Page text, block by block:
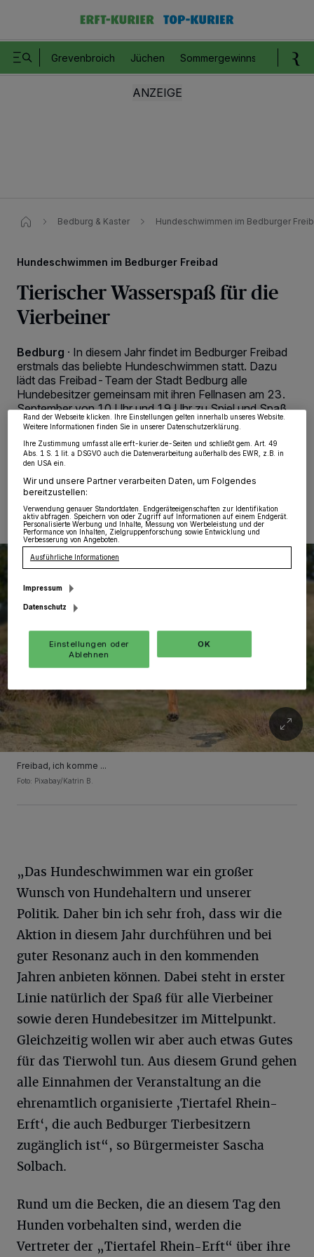
Grevenbroich Jüchen Sommergewinnspiel
Bedburg & Kaster Hundeschwimmen im Bedburger
Hundeschwimmen im Bedburger Freibad
Tierischer Wasserspaß für die
Vierbeiner
Bedburg · In diesem Jahr findet im Bedburger Freibad
erstmals das beliebte Hundeschwimmen statt. Dazu
lädt das Freibad-Team der Stadt Bedburg alle
Hundebesitzer gemeinsam mit ihren Fellnasen am 23.
September von 10 Uhr und 19 Uhr zu Spiel und Spaß
im Wasser ein.
01.09.2023 , 11:38 Uhr Eine Minute Lesezeit
Freibad, ich komme ...
Foto: Pixabay/Katrin B.
„Das Hundeschwimmen war ein großer
Wunsch von Hundehaltern und unserer
Politik. Daher bin ich sehr froh, dass wir die
Aktion in diesem Jahr durchführen und bei
guter Resonanz auch in den kommenden
Jahren anbieten können. Dabei steht in erster
Linie natürlich der Spaß für alle Vierbeiner
sowie deren Hundebesitzer im Mittelpunkt.
Gleichzeitig wollen wir aber auch etwas Gutes
für das Tierwohl tun. Aus diesem Grund gehen
alle Einnahmen der Veranstaltung an die
ehrenamtlich organisierte ‚Tiertafel Rhein-
Erft‘, die auch Bedburger Tierbesitzern
zugänglich ist“, so Bürgermeister Sascha
Solbach.
Rund um die Becken, die an diesem Tag den
Hunden vorbehalten sind, werden die
Vertreter der „Tiertafel Rhein-Erft“ über ihre
wie Browserdaten oder eindeutige Kennungen auf Ihrem Gerät zu. Durch Auswahl
von OK aktivieren Sie Tracking-Technologien für die unter „Wir und unsere
Partner verarbeiten Daten, um Ihnen Dienste bereitzustellen“ aufgeführten
Zwecke. Wenn Tracker deaktiviert sind, sind manche Inhalte und Anzeigen
möglicherweise nicht mehr so relevant für Sie. Sie können dieses Menü jederzeit
wieder aufrufen, um Ihre Einstellungen zu ändern oder Ihre Einwilligung zu
widerrufen, indem Sie auf den Link Einstellungen oder Ablehnen am unteren
Rand der Webseite klicken. Ihre Einstellungen gelten innerhalb unseres Website.
Weitere Informationen finden Sie in unserer Datenschutzerklärung.
Ihre Zustimmung umfasst alle erft-kurier.de-Seiten und schließt gem. Art. 49
Abs. 1 S. 1 lit. a DSGVO auch die Datenverarbeitung außerhalb des EWR, z.B. in
den USA ein.
Wir und unsere Partner verarbeiten Daten, um Folgendes
bereitzustellen:
Verwendung genauer Standortdaten. Endgeräteeigenschaften zur Identifikation
aktiv abfragen. Speichern von oder Zugriff auf Informationen auf einem Endgerät.
Personalisierte Werbung und Inhalte, Messung von Werbeleistung und der
Performance von Inhalten, Zielgruppenforschung sowie Entwicklung und
Verbesserung von Angeboten.
Ausführliche Informationen
Impressum
Datenschutz
Einstellungen oder
Ablehnen
OK